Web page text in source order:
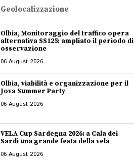
Geolocalizzazione
Olbia, Monitoraggio del traffico opera
alternativa SS125: ampliato il periodo di
osservazione
06 August 2026
Olbia, viabilità e organizzazione per il
Jova Summer Party
06 August 2026
VELA Cup Sardegna 2026: a Cala dei
Sardi una grande festa della vela
06 August 2026